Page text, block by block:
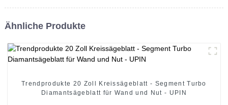
Ähnliche Produkte
Trendprodukte 20 Zoll Kreissägeblatt - Segment Turbo
Diamantsägeblatt für Wand und Nut - UPIN